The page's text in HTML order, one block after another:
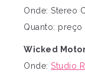
Onde: Stereo
Quanto:
Wicked
Onde:Studio